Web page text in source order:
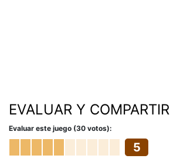
EVALUAR Y COMPARTIR
Evaluar este juego (30 votos):
5